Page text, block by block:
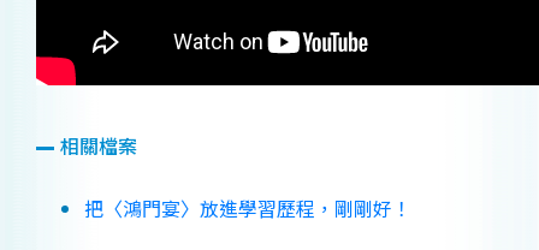
相關檔案
把〈鴻門宴〉放進學習歷程，剛剛好！